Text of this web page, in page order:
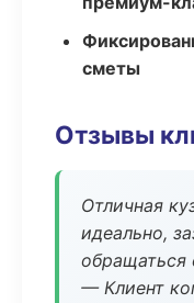
сметы
Отзывы
Отличная
идеально,
обращаться
— Клиент